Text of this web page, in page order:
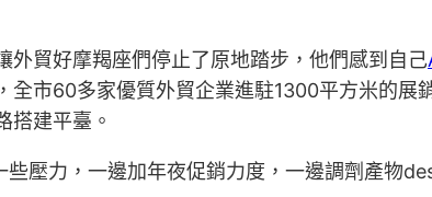
外貿好摩羯座們停止了原地踏步，他們感到自己
全市60多家優質外貿企業進駐1300平方米的展
搭建平臺。
壓力，一邊加年夜促銷力度，一邊調劑產物